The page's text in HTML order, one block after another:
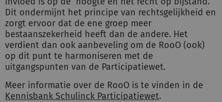
Dit ondermijnt het principe van rechtsgelijkheid en
zorgt ervoor dat de ene groep meer
bestaanszekerheid heeft dan de andere. Het
verdient dan ook aanbeveling om de RooO (ook)
op dit punt te harmoniseren met de
uitgangspunten van de Participatiewet.
Meer informatie over de RooO is te vinden in de
Kennisbank Schulinck Participatiewet.